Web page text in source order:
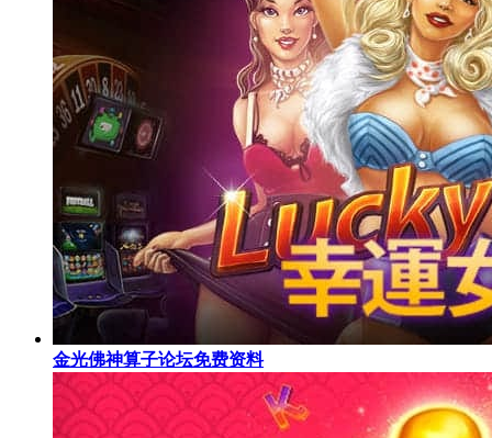
金光佛神算子论坛免费资料